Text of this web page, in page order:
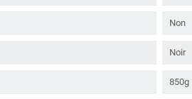
Non
Noir
850g